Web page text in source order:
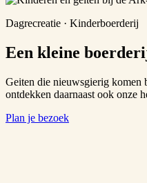
Dagrecreatie · Kinderboerderij
Een kleine
Geiten die nieuwsgierig komen
ontdekken daarnaast ook onze
Plan je bezoek